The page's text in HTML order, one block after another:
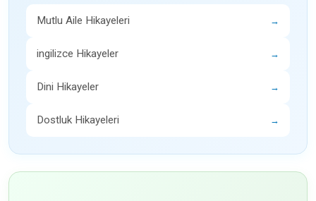
Mutlu Aile Hikayeleri →
ingilizce Hikayeler →
Dini Hikayeler →
Dostluk Hikayeleri →